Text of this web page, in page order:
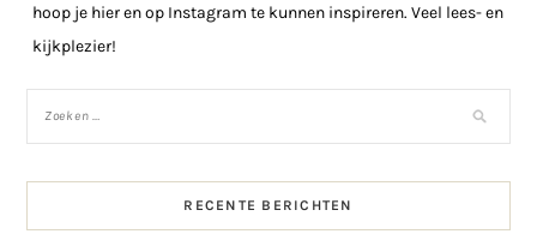
hoop je hier en op Instagram te kunnen inspireren. Veel lees- en
kijkplezier!
RECENTE BERICHTEN